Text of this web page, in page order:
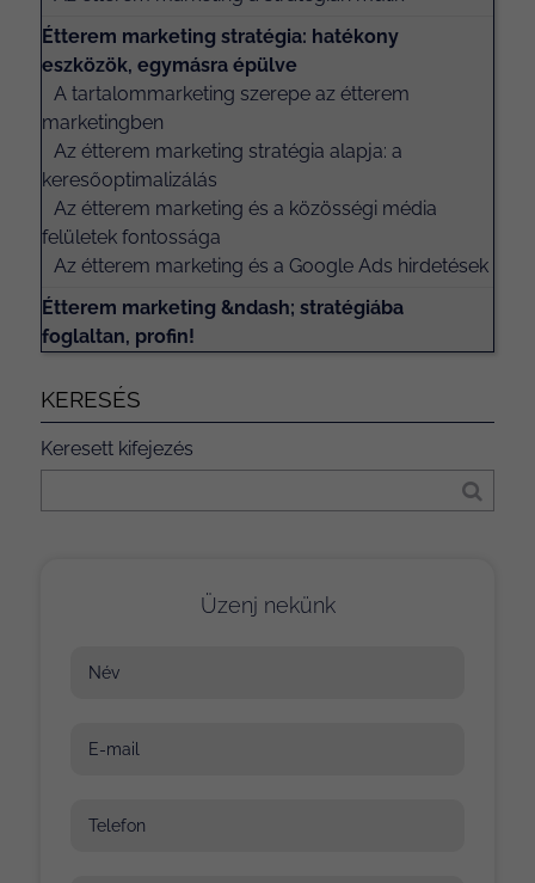
Étterem marketing stratégia: hatékony
eszközök, egymásra épülve
A tartalommarketing szerepe az étterem
marketingben
Az étterem marketing stratégia alapja: a
keresőoptimalizálás
Az étterem marketing és a közösségi média
felületek fontossága
Az étterem marketing és a Google Ads hirdetések
Étterem marketing &ndash; stratégiába
foglaltan, profin!
KERESÉS
Keresett kifejezés
Üzenj nekünk
Név
E-mail
Telefon